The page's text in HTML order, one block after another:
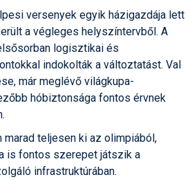
versenyek egyik házigazdája lett
a végleges helyszíntervből. A
logisztikai és
indokolták a változtatást. Val
már meglévő világkupa-
hóbiztonsága fontos érvnek
marad teljesen ki az olimpiából,
is fontos szerepet játszik a
infrastruktúrában.